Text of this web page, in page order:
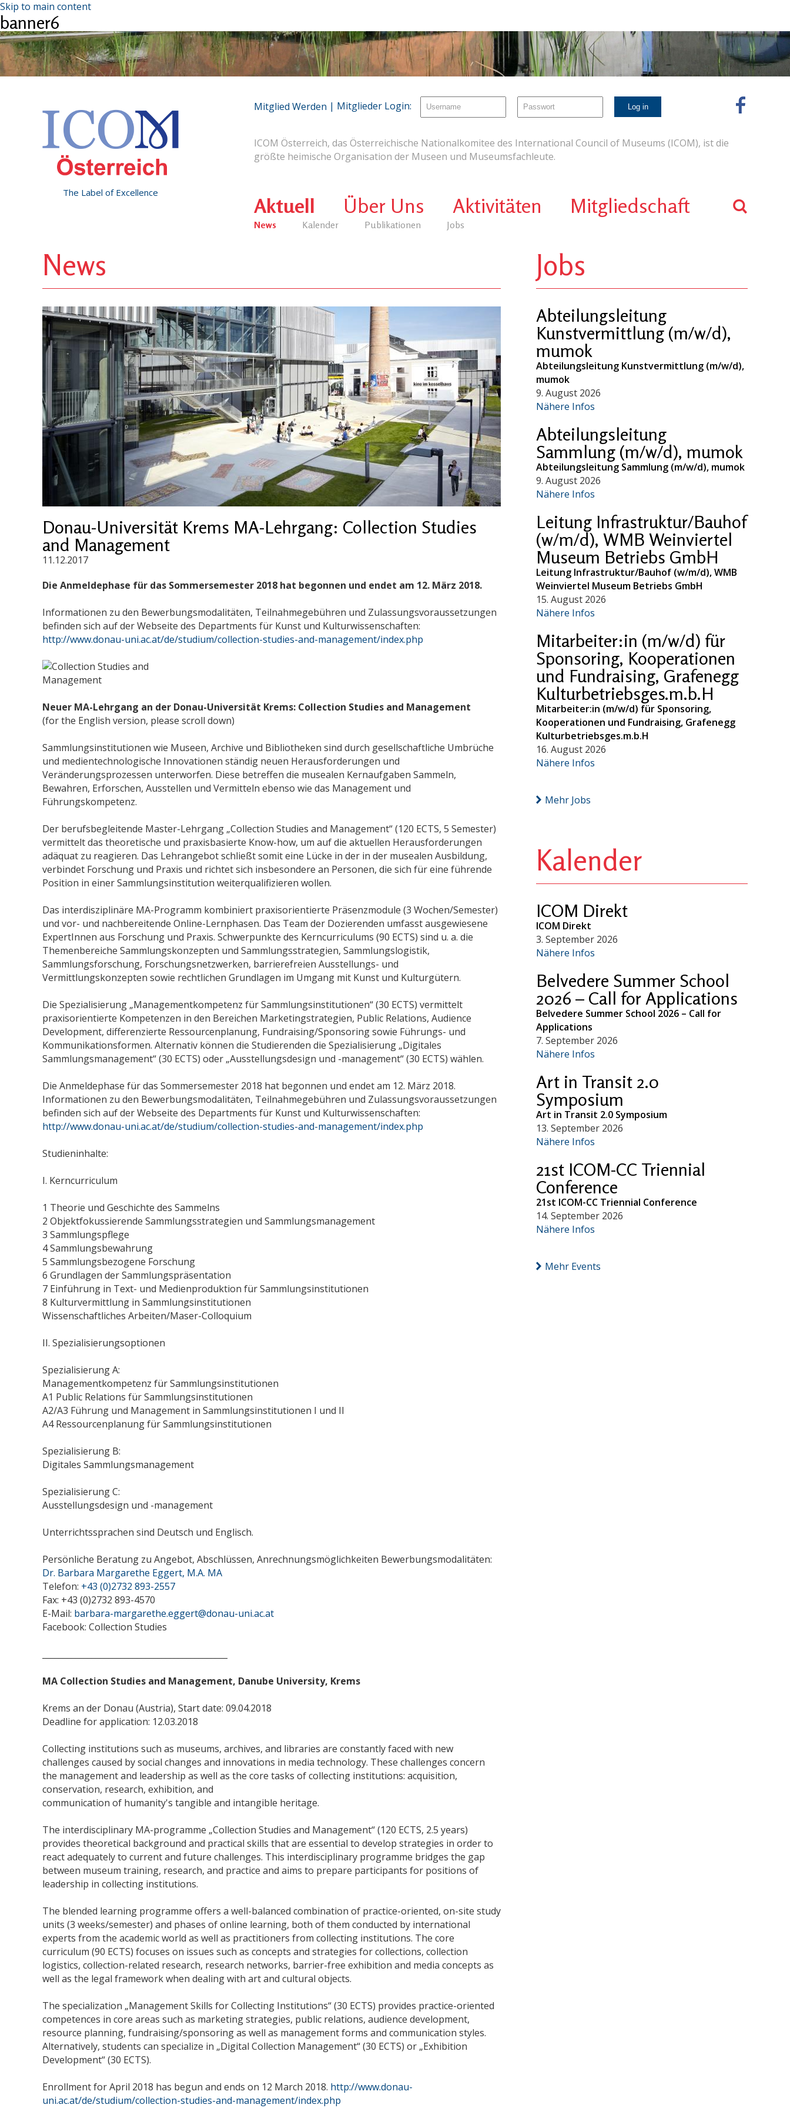
Skip to main content
banner6
The Label of Excellence
ICOM Österreich, das Österreichische Nationalkomitee des International Council of Museums (ICOM), ist die
größte heimische Organisation der Museen und Museumsfachleute.
Aktuell
News Kalender Publikationen Jobs
Über Uns Aktivitäten Mitgliedschaft
Mitglied Werden | Mitglieder Login:
News
Donau-Universität Krems MA-Lehrgang: Collection Studies
and Management
11.12.2017
Die Anmeldephase für das Sommersemester 2018 hat begonnen und endet am 12. März 2018.
Informationen zu den Bewerbungsmodalitäten, Teilnahmegebühren und Zulassungsvoraussetzungen
befinden sich auf der Webseite des Departments für Kunst und Kulturwissenschaften:
http://www.donau-uni.ac.at/de/studium/collection-studies-and-management/index.php
Neuer MA-Lehrgang an der Donau-Universität Krems: Collection Studies and Management
(for the English version, please scroll down)
Sammlungsinstitutionen wie Museen, Archive und Bibliotheken sind durch gesellschaftliche Umbrüche
und medientechnologische Innovationen ständig neuen Herausforderungen und
Veränderungsprozessen unterworfen. Diese betreffen die musealen Kernaufgaben Sammeln,
Bewahren, Erforschen, Ausstellen und Vermitteln ebenso wie das Management und
Führungskompetenz.
Der berufsbegleitende Master-Lehrgang „Collection Studies and Management“ (120 ECTS, 5 Semester)
vermittelt das theoretische und praxisbasierte Know-how, um auf die aktuellen Herausforderungen
adäquat zu reagieren. Das Lehrangebot schließt somit eine Lücke in der in der musealen Ausbildung,
verbindet Forschung und Praxis und richtet sich insbesondere an Personen, die sich für eine führende
Position in einer Sammlungsinstitution weiterqualifizieren wollen.
Das interdisziplinäre MA-Programm kombiniert praxisorientierte Präsenzmodule (3 Wochen/Semester)
und vor- und nachbereitende Online-Lernphasen. Das Team der Dozierenden umfasst ausgewiesene
ExpertInnen aus Forschung und Praxis. Schwerpunkte des Kerncurriculums (90 ECTS) sind u. a. die
Themenbereiche Sammlungskonzepten und Sammlungsstrategien, Sammlungslogistik,
Sammlungsforschung, Forschungsnetzwerken, barrierefreien Ausstellungs- und
Vermittlungskonzepten sowie rechtlichen Grundlagen im Umgang mit Kunst und Kulturgütern.
Die Spezialisierung „Managementkompetenz für Sammlungsinstitutionen“ (30 ECTS) vermittelt
praxisorientierte Kompetenzen in den Bereichen Marketingstrategien, Public Relations, Audience
Development, differenzierte Ressourcenplanung, Fundraising/Sponsoring sowie Führungs- und
Kommunikationsformen. Alternativ können die Studierenden die Spezialisierung „Digitales
Sammlungsmanagement“ (30 ECTS) oder „Ausstellungsdesign und -management“ (30 ECTS) wählen.
Die Anmeldephase für das Sommersemester 2018 hat begonnen und endet am 12. März 2018.
Informationen zu den Bewerbungsmodalitäten, Teilnahmegebühren und Zulassungsvoraussetzungen
befinden sich auf der Webseite des Departments für Kunst und Kulturwissenschaften:
http://www.donau-uni.ac.at/de/studium/collection-studies-and-management/index.php
Studieninhalte:
I. Kerncurriculum
1 Theorie und Geschichte des Sammelns
2 Objektfokussierende Sammlungsstrategien und Sammlungsmanagement
3 Sammlungspflege
4 Sammlungsbewahrung
5 Sammlungsbezogene Forschung
6 Grundlagen der Sammlungspräsentation
7 Einführung in Text- und Medienproduktion für Sammlungsinstitutionen
8 Kulturvermittlung in Sammlungsinstitutionen
Wissenschaftliches Arbeiten/Maser-Colloquium
II. Spezialisierungsoptionen
Spezialisierung A:
Managementkompetenz für Sammlungsinstitutionen
A1 Public Relations für Sammlungsinstitutionen
A2/A3 Führung und Management in Sammlungsinstitutionen I und II
A4 Ressourcenplanung für Sammlungsinstitutionen
Spezialisierung B:
Digitales Sammlungsmanagement
Spezialisierung C:
Ausstellungsdesign und -management
Unterrichtssprachen sind Deutsch und Englisch.
Persönliche Beratung zu Angebot, Abschlüssen, Anrechnungsmöglichkeiten Bewerbungsmodalitäten:
Dr. Barbara Margarethe Eggert, M.A. MA
Telefon: +43 (0)2732 893-2557
Fax: +43 (0)2732 893-4570
E-Mail: barbara-margarethe.eggert@donau-uni.ac.at
Facebook: Collection Studies
MA Collection Studies and Management, Danube University, Krems
Krems an der Donau (Austria), Start date: 09.04.2018
Deadline for application: 12.03.2018
Collecting institutions such as museums, archives, and libraries are constantly faced with new
challenges caused by social changes and innovations in media technology. These challenges concern
the management and leadership as well as the core tasks of collecting institutions: acquisition,
conservation, research, exhibition, and
communication of humanity's tangible and intangible heritage.
The interdisciplinary MA-programme „Collection Studies and Management“ (120 ECTS, 2.5 years)
provides theoretical background and practical skills that are essential to develop strategies in order to
react adequately to current and future challenges. This interdisciplinary programme bridges the gap
between museum training, research, and practice and aims to prepare participants for positions of
leadership in collecting institutions.
The blended learning programme offers a well-balanced combination of practice-oriented, on-site study
units (3 weeks/semester) and phases of online learning, both of them conducted by international
experts from the academic world as well as practitioners from collecting institutions. The core
curriculum (90 ECTS) focuses on issues such as concepts and strategies for collections, collection
logistics, collection-related research, research networks, barrier-free exhibition and media concepts as
well as the legal framework when dealing with art and cultural objects.
The specialization „Management Skills for Collecting Institutions“ (30 ECTS) provides practice-oriented
competences in core areas such as marketing strategies, public relations, audience development,
resource planning, fundraising/sponsoring as well as management forms and communication styles.
Alternatively, students can specialize in „Digital Collection Management“ (30 ECTS) or „Exhibition
Development“ (30 ECTS).
Enrollment for April 2018 has begun and ends on 12 March 2018. http://www.donau-
uni.ac.at/de/studium/collection-studies-and-management/index.php
Jobs
Abteilungsleitung
Kunstvermittlung (m/w/d),
mumok
Abteilungsleitung Kunstvermittlung (m/w/d),
mumok
9. August 2026
Nähere Infos
Abteilungsleitung
Sammlung (m/w/d), mumok
Abteilungsleitung Sammlung (m/w/d), mumok
9. August 2026
Nähere Infos
Leitung Infrastruktur/Bauhof
(w/m/d), WMB Weinviertel
Museum Betriebs GmbH
Leitung Infrastruktur/Bauhof (w/m/d), WMB
Weinviertel Museum Betriebs GmbH
15. August 2026
Nähere Infos
Mitarbeiter:in (m/w/d) für
Sponsoring, Kooperationen
und Fundraising, Grafenegg
Kulturbetriebsges.m.b.H
Mitarbeiter:in (m/w/d) für Sponsoring,
Kooperationen und Fundraising, Grafenegg
Kulturbetriebsges.m.b.H
16. August 2026
Nähere Infos
Mehr Jobs
Kalender
ICOM Direkt
ICOM Direkt
3. September 2026
Nähere Infos
Belvedere Summer School
2026 – Call for Applications
Belvedere Summer School 2026 – Call for
Applications
7. September 2026
Nähere Infos
Art in Transit 2.0
Symposium
Art in Transit 2.0 Symposium
13. September 2026
Nähere Infos
21st ICOM-CC Triennial
Conference
21st ICOM-CC Triennial Conference
14. September 2026
Nähere Infos
Mehr Events